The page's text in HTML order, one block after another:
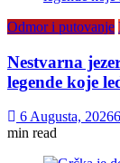
Odmor i putovanje
Nestvarna
legende koje
6 Augusta, 2026
min read